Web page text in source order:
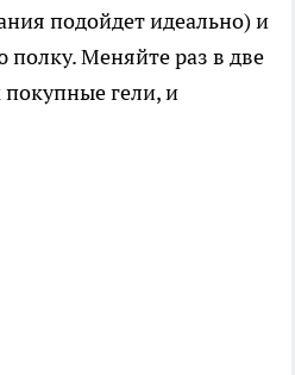
подойдет идеально) и
полку. Меняйте раз в две
гели, и